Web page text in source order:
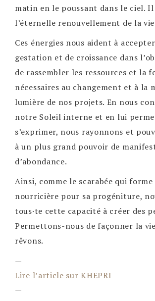
matin en le poussant dans le ciel.
l’éternelle renouvellement de la
Ces énergies nous aident à
gestation et de croissance dans
de rassembler les ressources et la
nécessaires au changement et à la
lumière de nos projets. En nous
notre Soleil interne et en lui
s’exprimer, nous rayonnons et
à un plus grand pouvoir de
d’abondance.
Ainsi, comme le scarabée qui
nourricière pour sa progéniture,
tous·te cette capacité à créer des
Permettons-nous de façonner la
rêvons.
—
Lire l’article sur KHEPRI
—